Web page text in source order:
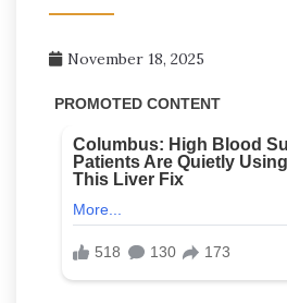
November 18, 2025